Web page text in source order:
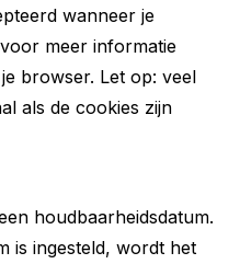
wanneer je
meer informatie
browser. Let op: veel
als de cookies zijn
houdbaarheidsdatum.
is ingesteld, wordt het